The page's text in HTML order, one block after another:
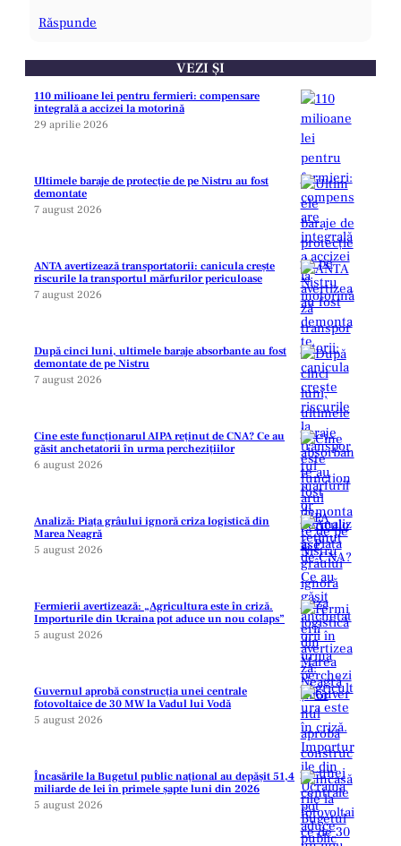
Răspunde
VEZI ȘI
110 milioane lei pentru fermieri: compensare
integrală a accizei la motorină
29 aprilie 2026
Ultimele baraje de protecție de pe Nistru au fost
demontate
7 august 2026
ANTA avertizează transportatorii: canicula crește
riscurile la transportul mărfurilor periculoase
7 august 2026
După cinci luni, ultimele baraje absorbante au fost
demontate de pe Nistru
7 august 2026
Cine este funcționarul AIPA reținut de CNA? Ce au
găsit anchetatorii în urma perchezițiilor
6 august 2026
Analiză: Piața grâului ignoră criza logistică din
Marea Neagră
5 august 2026
Fermierii avertizează: „Agricultura este în criză.
Importurile din Ucraina pot aduce un nou colaps”
5 august 2026
Guvernul aprobă construcția unei centrale
fotovoltaice de 30 MW la Vadul lui Vodă
5 august 2026
Încasările la Bugetul public național au depășit 51,4
miliarde de lei în primele șapte luni din 2026
5 august 2026